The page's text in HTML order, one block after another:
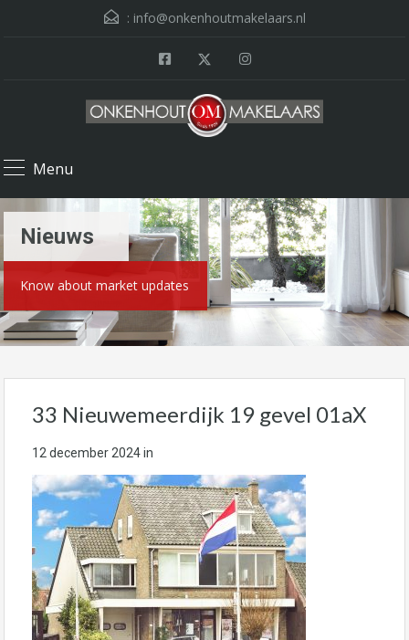
: info@onkenhoutmakelaars.nl
Menu
Nieuws
Know about market updates
33 Nieuwemeerdijk 19 gevel 01aX
12 december 2024in